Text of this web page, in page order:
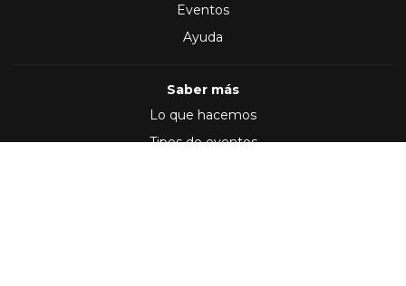
Eventos
Ayuda
Saber más
Lo que hacemos
Tipos de eventos